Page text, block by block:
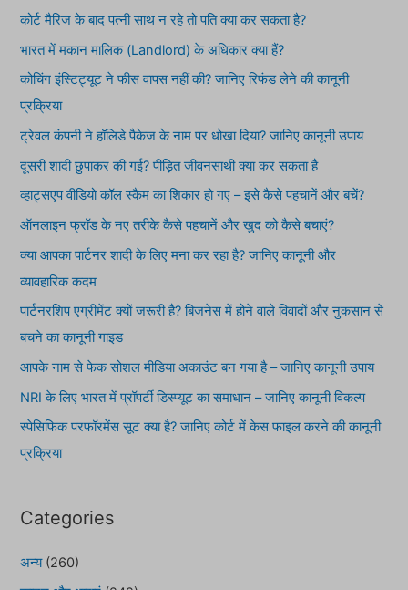
कोर्ट मैरिज के बाद पत्नी साथ न रहे तो पति क्या कर सकता है?
भारत में मकान मालिक (Landlord) के अधिकार क्या हैं?
कोचिंग इंस्टिट्यूट ने फीस वापस नहीं की? जानिए रिफंड लेने की कानूनी
प्रक्रिया
ट्रेवल कंपनी ने हॉलिडे पैकेज के नाम पर धोखा दिया? जानिए कानूनी उपाय
दूसरी शादी छुपाकर की गई? पीड़ित जीवनसाथी क्या कर सकता है
व्हाट्सएप वीडियो कॉल स्कैम का शिकार हो गए – इसे कैसे पहचानें और बचें?
ऑनलाइन फ्रॉड के नए तरीके कैसे पहचानें और खुद को कैसे बचाएं?
क्या आपका पार्टनर शादी के लिए मना कर रहा है? जानिए कानूनी और
व्यावहारिक कदम
पार्टनरशिप एग्रीमेंट क्यों जरूरी है? बिजनेस में होने वाले विवादों और नुकसान से
बचने का कानूनी गाइड
आपके नाम से फेक सोशल मीडिया अकाउंट बन गया है – जानिए कानूनी उपाय
NRI के लिए भारत में प्रॉपर्टी डिस्प्यूट का समाधान – जानिए कानूनी विकल्प
स्पेसिफिक परफॉरमेंस सूट क्या है? जानिए कोर्ट में केस फाइल करने की कानूनी
प्रक्रिया
Categories
अन्य(260)